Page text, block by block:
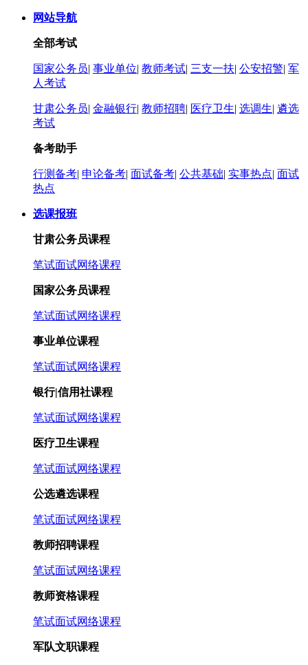
网站导航
全部考试
国家公务员| 事业单位| 教师考试| 三支一扶| 公安招警| 军
人考试
甘肃公务员| 金融银行| 教师招聘| 医疗卫生| 选调生| 遴选
考试
备考助手
行测备考| 申论备考| 面试备考| 公共基础| 实事热点| 面试
热点
选课报班
甘肃公务员课程
笔试面试网络课程
国家公务员课程
笔试面试网络课程
事业单位课程
笔试面试网络课程
银行|信用社课程
笔试面试网络课程
医疗卫生课程
笔试面试网络课程
公选遴选课程
笔试面试网络课程
教师招聘课程
笔试面试网络课程
教师资格课程
笔试面试网络课程
军队文职课程